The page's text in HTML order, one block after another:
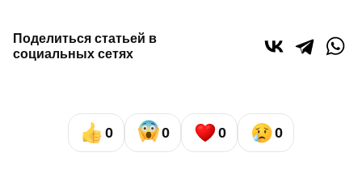
Поделиться статьей в
социальных сетях
0 0 0 0